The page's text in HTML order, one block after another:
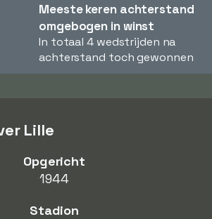
Meeste keren achterstand
omgebogen in winst
In totaal 4 wedstrijden na
achterstand toch gewonnen
Lille
Opgericht
1944
Stadion